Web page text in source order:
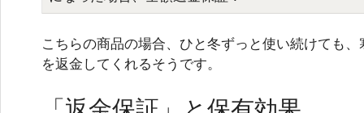
こちらの商品の場合、ひと冬ずっと使い続けても
を返金してくれるそうです。